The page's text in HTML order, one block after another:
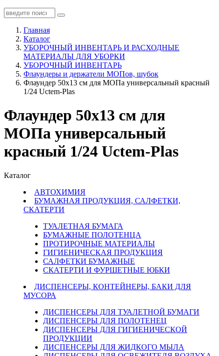
Главная
Каталог
УБОРОЧНЫЙ ИНВЕНТАРЬ И РАСХОДНЫЕ
МАТЕРИАЛЫ ДЛЯ УБОРКИ
УБОРОЧНЫЙ ИНВЕНТАРЬ
Флаундеры и держатели МОПов, шубок
Флаундер 50х13 см для МОПа универсальный красный
1/24 Uctem-Plas
Флаундер 50х13 см для
МОПа универсальный
красный 1/24 Uctem-Plas
Каталог
АВТОХИМИЯ
БУМАЖНАЯ ПРОДУКЦИЯ, САЛФЕТКИ,
СКАТЕРТИ
ТУАЛЕТНАЯ БУМАГА
БУМАЖНЫЕ ПОЛОТЕНЦА
ПРОТИРОЧНЫЕ МАТЕРИАЛЫ
ГИГИЕНИЧЕСКАЯ ПРОДУКЦИЯ
САЛФЕТКИ БУМАЖНЫЕ
СКАТЕРТИ И ФУРШЕТНЫЕ ЮБКИ
ДИСПЕНСЕРЫ, КОНТЕЙНЕРЫ, БАКИ ДЛЯ
МУСОРА
ДИСПЕНСЕРЫ ДЛЯ ТУАЛЕТНОЙ БУМАГИ
ДИСПЕНСЕРЫ ДЛЯ ПОЛОТЕНЕЦ
ДИСПЕНСЕРЫ ДЛЯ ГИГИЕНИЧЕСКОЙ
ПРОДУКЦИИ
ДИСПЕНСЕРЫ ДЛЯ ЖИДКОГО МЫЛА